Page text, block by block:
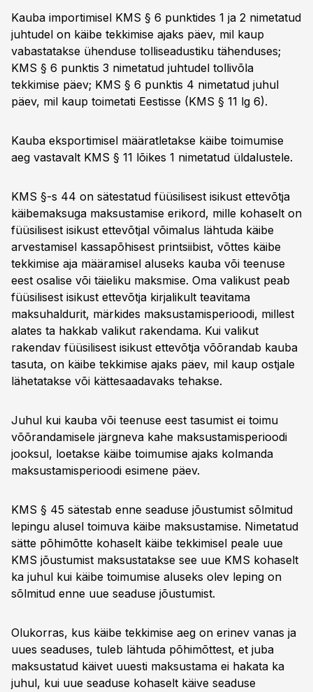
Kauba importimisel KMS § 6 punktides 1 ja 2 nimetatud
juhtudel on käibe tekkimise ajaks päev, mil kaup
vabastatakse ühenduse tolliseadustiku tähenduses;
KMS § 6 punktis 3 nimetatud juhtudel tollivõla
tekkimise päev; KMS § 6 punktis 4 nimetatud juhul
päev, mil kaup toimetati Eestisse (KMS § 11 lg 6).
Kauba eksportimisel määratletakse käibe toimumise
aeg vastavalt KMS § 11 lõikes 1 nimetatud üldalustele.
KMS §-s 44 on sätestatud füüsilisest isikust ettevõtja
käibemaksuga maksustamise erikord, mille kohaselt on
füüsilisest isikust ettevõtjal võimalus lähtuda käibe
arvestamisel kassapõhisest printsiibist, võttes käibe
tekkimise aja määramisel aluseks kauba või teenuse
eest osalise või täieliku maksmise. Oma valikust peab
füüsilisest isikust ettevõtja kirjalikult teavitama
maksuhaldurit, märkides maksustamisperioodi, millest
alates ta hakkab valikut rakendama. Kui valikut
rakendav füüsilisest isikust ettevõtja võõrandab kauba
tasuta, on käibe tekkimise ajaks päev, mil kaup ostjale
lähetatakse või kättesaadavaks tehakse.
Juhul kui kauba või teenuse eest tasumist ei toimu
võõrandamisele järgneva kahe maksustamisperioodi
jooksul, loetakse käibe toimumise ajaks kolmanda
maksustamisperioodi esimene päev.
KMS § 45 sätestab enne seaduse jõustumist sõlmitud
lepingu alusel toimuva käibe maksustamise. Nimetatud
sätte põhimõtte kohaselt käibe tekkimisel peale uue
KMS jõustumist maksustatakse see uue KMS kohaselt
ka juhul kui käibe toimumise aluseks olev leping on
sõlmitud enne uue seaduse jõustumist.
Olukorras, kus käibe tekkimise aeg on erinev vanas ja
uues seaduses, tuleb lähtuda põhimõttest, et juba
maksustatud käivet uuesti maksustama ei hakata ka
juhul, kui uue seaduse kohaselt käive seaduse